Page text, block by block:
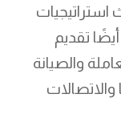
استراتيجيات
تقديم
والصيانة